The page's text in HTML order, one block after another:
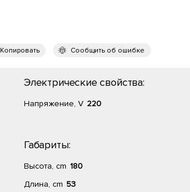
Копировать Сообщить об ошибке
Электрические свойства:
Напряжение, V 220
Габариты:
Высота, cm 180
Длина, cm 53